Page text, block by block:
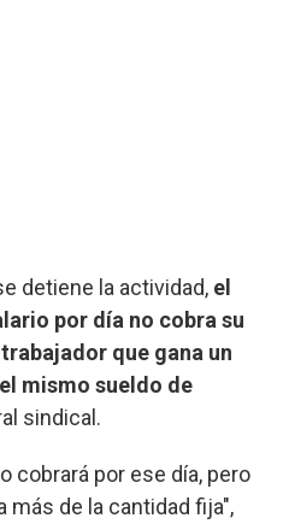
detiene la actividad, el
por día no cobra su
que gana un
mismo sueldo de
sindical.
cobrará por ese día, pero
más de la cantidad fija",